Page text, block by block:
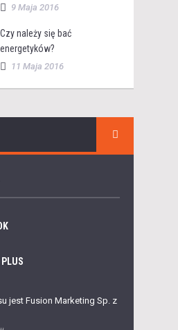
9 Maja 2016
Czy należy się bać
energetyków?
11 Maja 2016
PLUS
jest Fusion Marketing Sp. z